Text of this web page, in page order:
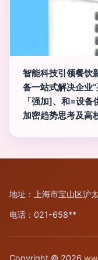
智能科技引领餐饮
备一站式解决企业
「强加]、和=设
加密趋势思考及高
地址：上海市宝山区沪
电话：021-658**
Copyright © 2026